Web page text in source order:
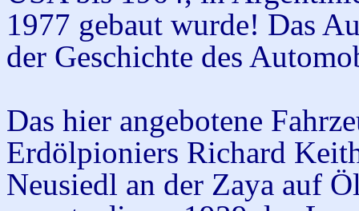
1977 gebaut wurde! Das
der Geschichte des
Das hier angebotene
Erdölpioniers Richard
Neusiedl an der Zaya auf